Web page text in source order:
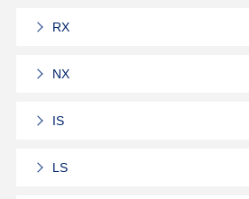
RX
NX
IS
LS